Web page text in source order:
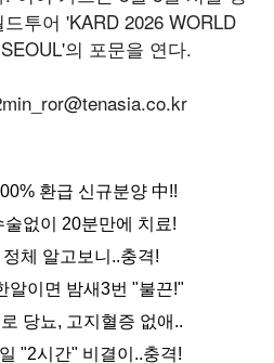
투어 'KARD 2026 WORLD
의 포문을 연다.